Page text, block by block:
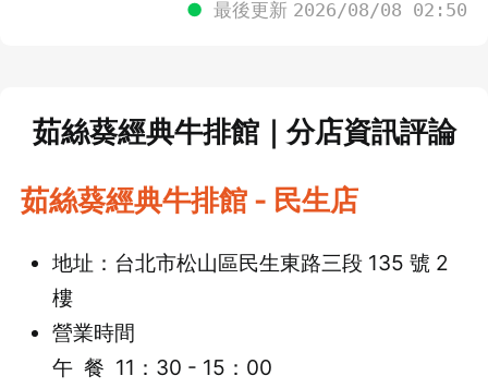
● 最後更新 2026/08/08 02:50
茹絲葵經典牛排館｜ 分店資訊評論
茹絲葵經典牛排館 - 民生店
地址：台北市松山區民生東路三段 135 號 2
樓
營業時間
午 餐 11：30 - 15：00